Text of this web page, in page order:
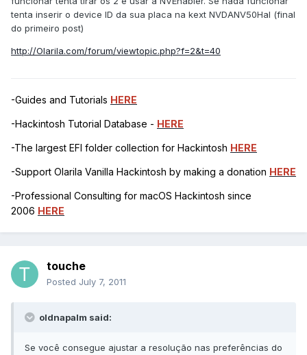
tenta inserir o device ID da sua placa na kext NVDANV50Hal (final
do primeiro post)
http://Olarila.com/forum/viewtopic.php?f=2&t=40
-Guides and Tutorials HERE
-Hackintosh Tutorial Database - HERE
-The largest EFI folder collection for Hackintosh HERE
-Support Olarila Vanilla Hackintosh by making a donation HERE
-Professional Consulting for macOS Hackintosh since
2006 HERE
touche
Posted July 7, 2011
oldnapalm said:
Se você consegue ajustar a resolução nas preferências do